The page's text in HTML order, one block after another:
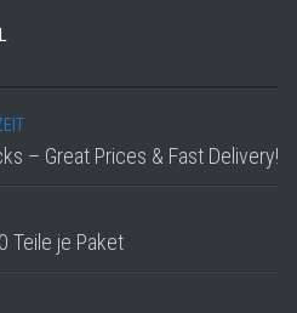
– Great Prices & Fast Delivery!
Teile je Paket